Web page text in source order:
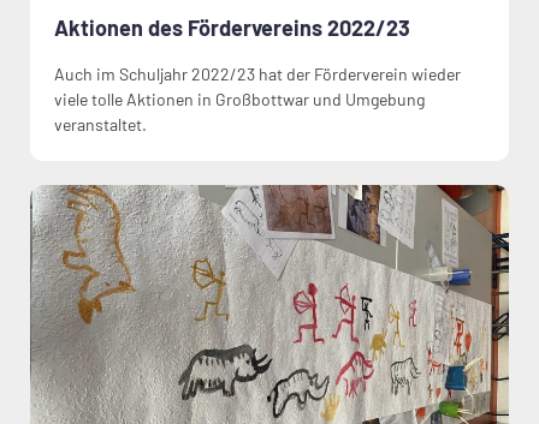
Aktionen des Fördervereins 2022/23
Auch im Schuljahr 2022/23 hat der Förderverein wieder
viele tolle Aktionen in Großbottwar und Umgebung
veranstaltet.